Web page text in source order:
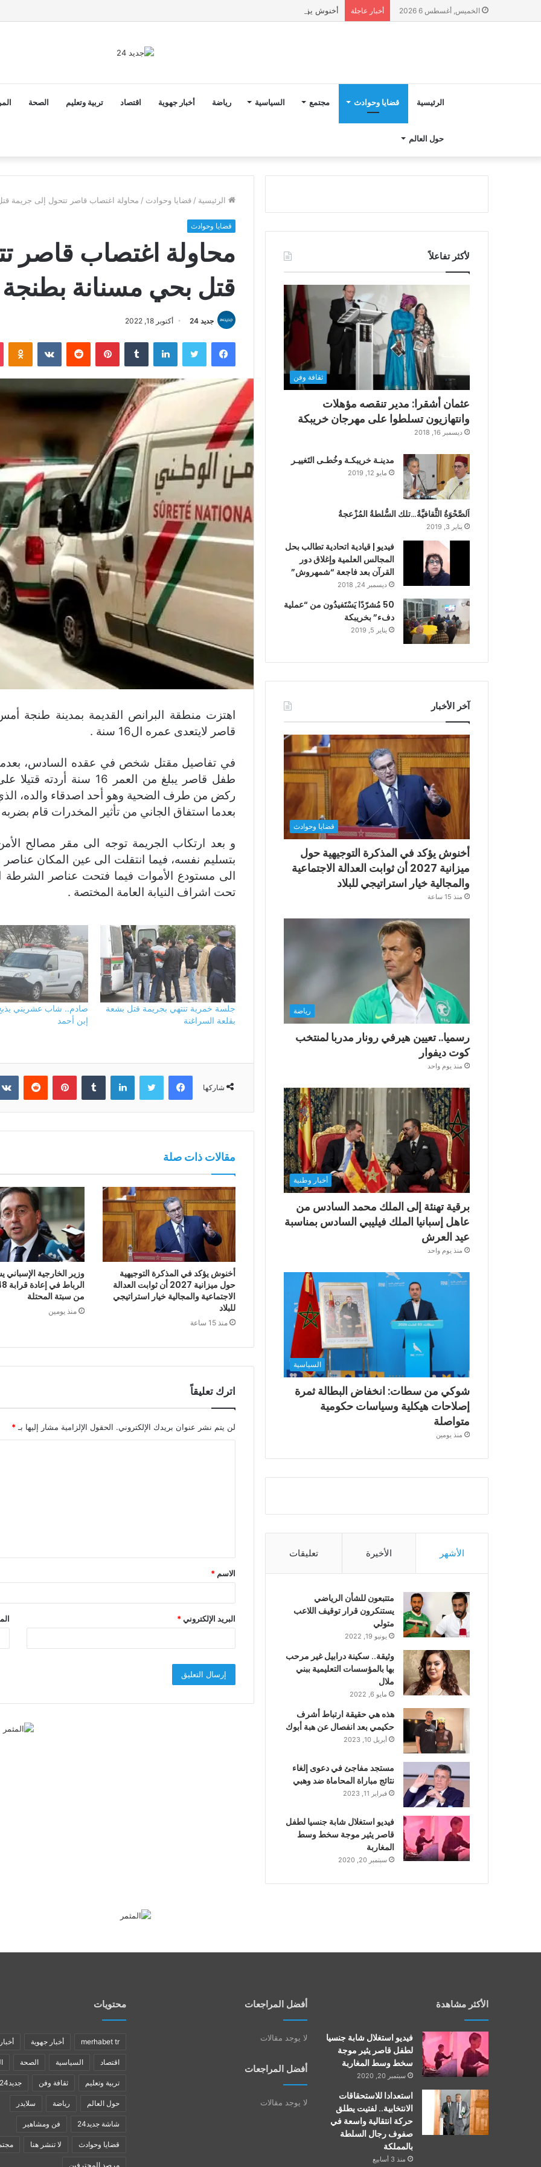
الخميس, أغسطس 6 2026 أخبار عاجلة أخنوش يؤكد في المذكرة التوجيهية حول ميزانية 2027 أن ثوابت العدالة الاجتماعية والمجالية خيار استراتيجي للبلاد
الرئيسية قضايا وحوادث مجتمع السياسية رياضة أخبار جهوية اقتصاد تربية وتعليم الصحة
حول العالم
الرئيسية / قضايا وحوادث / محاولة اغتصاب قاصر تتحول إلى جريمة
قضايا وحوادث
محاولة اغتصاب قاصر
قتل بحي مسنانة بطنجة
جديد 24 أكتوبر 18, 2022
فيسبوك تويتر لينكدإن بينتيريست
اهتزت منطقة البرانص القديمة بمدينة طنجة
قاصر لايتعدى عمره ال16 سنة .
في تفاصيل مقتل شخص في عقده السادس،
طفل قاصر يبلغ من العمر
ركض من طرف الضحية وهو أحد اصدقاء والده، الذي
بعدما استفاق الجاني من تأثير المخدرات قام
و بعد ارتكاب الجريمة توجه الى مقر مصالح الأمن
بتسليم نفسه، فيما انتقلت الى عين المكان عناصر
الى مستودع الأموات فيما فتحت عناصر الشرطة
تحت اشراف النيابة العامة المختصة .
جلسة خمرية تنتهي بجريمة قتل بشعة
بقلعة السراغنة
صادم.. شاب عشريني
إبن أحمد
شاركها
فيسبوك تويتر لينكدإن بينتيريست
مقالات ذات صلة
أخنوش يؤكد في المذكرة التوجيهية
حول ميزانية 2027 أن ثوابت العدالة
الاجتماعية والمجالية خيار استراتيجي
للبلاد
منذ 15 ساعة
وزير الخارجية الإسباني
من سبتة المحتلة
منذ يومين
اترك تعليقاً
لن يتم نشر عنوان بريدك الإلكتروني. الحقول الإلزامية مشار إليها بـ *
ق
*
الاسم *
البريد الإلكتروني*
لأكثر تفاعلاً
ثقافة وفن
عثمان أشقرا: مدير تنقصه مؤهلات
وانتهازيون تسلطوا على مهرجان خريبكة
ديسمبر 16, 2018
مدينـة خريبكـة وخُطـى التَغييـر
مايو 12, 2019
اَلصَّحْوَةُ الثَّقافيَّةُ…تلك السُّلطةُ المُزْعجةُ
يناير 3, 2019
فيديو | قيادية اتحادية تطالب بحل
المجالس العلمية وإغلاق دور
القرآن بعد فاجعة “شمهروش”
ديسمبر 24, 2018
50 مُشرّدًا يَسْتَفيدُون من “عملية
دفء” بخريبكة
يناير 5, 2019
آخر الأخبار
قضايا وحوادث
أخنوش يؤكد في المذكرة التوجيهية حول
ميزانية 2027 أن ثوابت العدالة الاجتماعية
والمجالية خيار استراتيجي للبلاد
منذ 15 ساعة
رياضة
رسميا.. تعيين هيرفي رونار مدربا لمنتخب
كوت ديفوار
منذ يوم واحد
أخبار وطنية
برقية تهنئة إلى الملك محمد السادس من
عاهل إسبانيا الملك فيليبي السادس بمناسبة
عيد العرش
منذ يوم واحد
السياسية
شوكي من سطات: انخفاض البطالة ثمرة
إصلاحات هيكلية وسياسات حكومية
متواصلة
منذ يومين
الأشهر الأخيرة تعليقات
متتبعون للشأن الرياضي
يستنكرون قرار توقيف اللاعب
متولي
يونيو 19, 2022
وثيقة.. سكينة درابيل غير مرحب
بها بالمؤسسات التعليمية ببني
ملال
مايو 6, 2022
هذه هي حقيقة ارتباط أشرف
حكيمي بعد انفصال عن هبة أبوك
أبريل 10, 2023
مستجد مفاجئ في دعوى إلغاء
نتائج مباراة المحاماة ضد وهبي
فبراير 11, 2023
فيديو استغلال شابة جنسيا لطفل
قاصر يثير موجة سخط وسط
المغاربة
سبتمبر 20, 2020
الأكثر مشاهدة
فيديو استغلال شابة جنسيا
لطفل قاصر يثير موجة
سخط وسط المغاربة
سبتمبر 20, 2020
استعدادا للاستحقاقات
الانتخابية.. لفتيت يطلق
حركة انتقالية واسعة في
صفوف رجال السلطة
بالمملكة
منذ 3 أسابيع
أفضل المراجعات
لا يوجد مقالات
أفضل المراجعات
لا يوجد مقالات
محتويات
merhabet tr أخبار جهوية
اقتصاد السياسية الصحة
تربية وتعليم ثقافة وفن جديد24
حول العالم رياضة سلايدر
شاشة جديد24 فن ومشاهير
قضايا وحوادث لا تنشر هنا
مرصد المحترفين